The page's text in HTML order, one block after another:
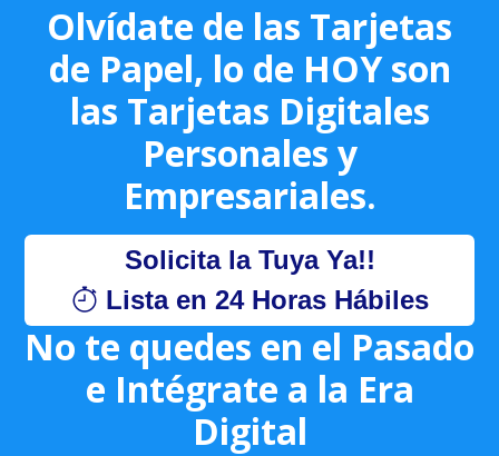
Olvídate de las Tarjetas
de Papel, lo de HOY son
las Tarjetas Digitales
Personales y
Empresariales.
Solicita la Tuya Ya!!
Lista en 24 Horas Hábiles
No te quedes en el Pasado
e Intégrate a la Era
Digital